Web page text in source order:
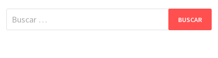
Buscar: